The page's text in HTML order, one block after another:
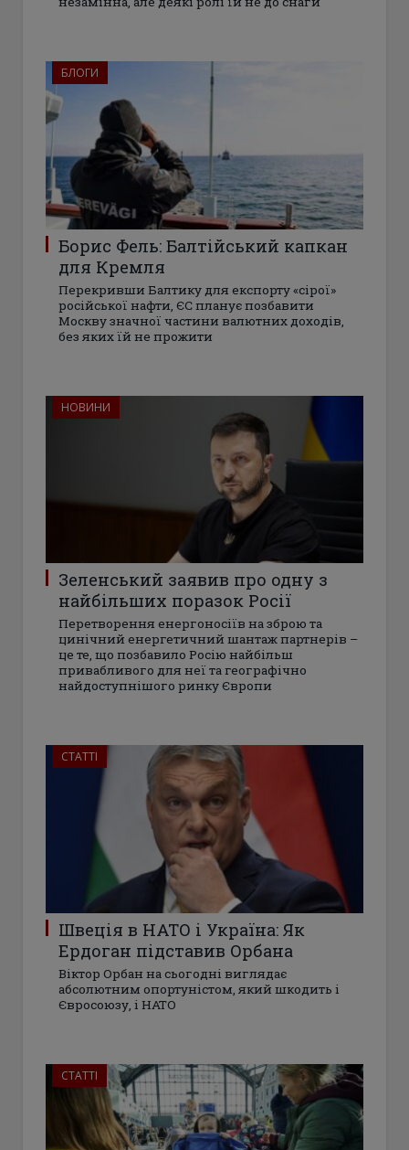
БЛОГИ
Борис Фель: Балтійський капкан
для Кремля
Перекривши Балтику для експорту «сірої»
російської нафти, ЄС планує позбавити
Москву значної частини валютних доходів,
без яких їй не прожити
НОВИНИ
Зеленський заявив про одну з
найбільших поразок Росії
Перетворення енергоносіїв на зброю та
цинічний енергетичний шантаж партнерів –
це те, що позбавило Росію найбільш
привабливого для неї та географічно
найдоступнішого ринку Європи
СТАТТІ
Швеція в НАТО і Україна: Як
Ердоган підставив Орбана
Віктор Орбан на сьогодні виглядає
абсолютним опортуністом, який шкодить і
Євросоюзу, і НАТО
СТАТТІ